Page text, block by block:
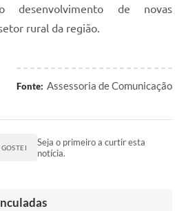
de novas
rural da região.
Fonte: Assessoria de Comunicação
Seja o primeiro a curtir esta
notícia.